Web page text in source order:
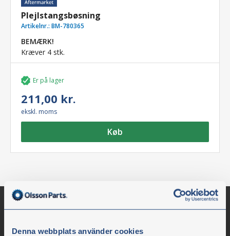
Denna webbplats använder cookies
Plejlstangsbøsning
Artikelnr.: BM-780365
BEMÆRK!
Kræver 4 stk.
Er på lager
211,00 kr.
ekskl. moms
Køb